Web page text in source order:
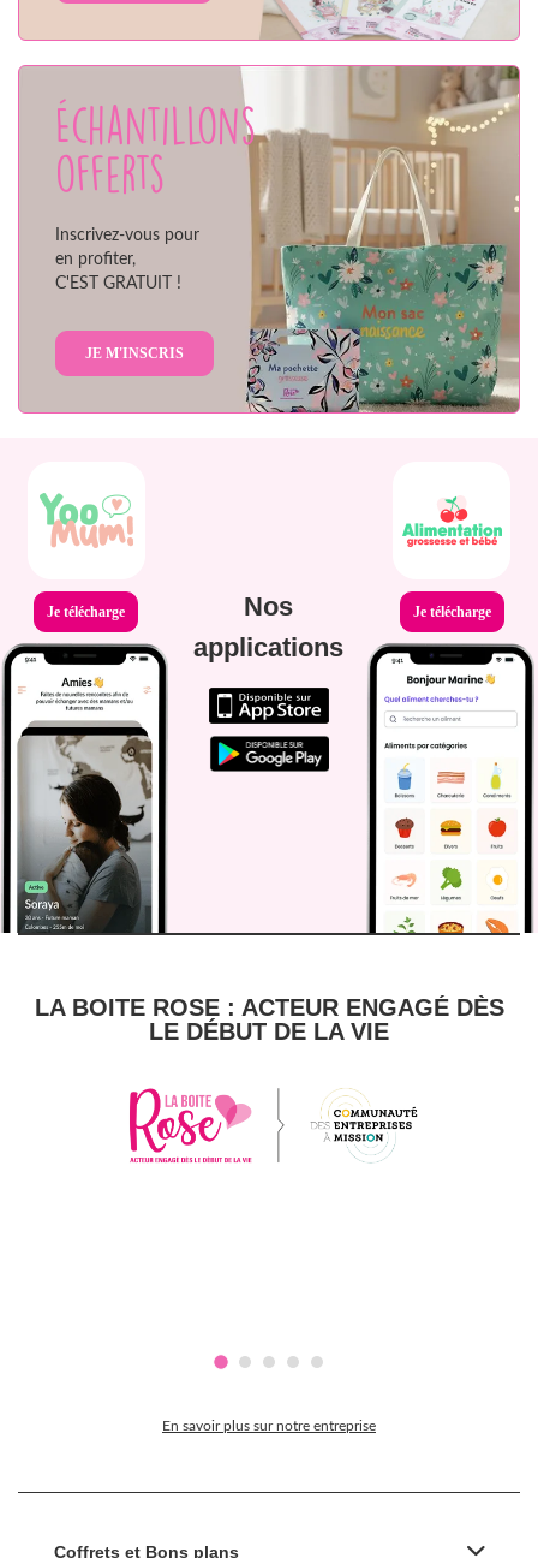
Échantillons
offerts
Inscrivez-vous pour
en profiter,
C'EST GRATUIT !
JE M'INSCRIS
Je télécharge
Nos
applications
Je télécharge
LA BOITE ROSE : ACTEUR ENGAGÉ DÈS
LE DÉBUT DE LA VIE
En savoir plus sur notre entreprise
Coffrets et Bons plans